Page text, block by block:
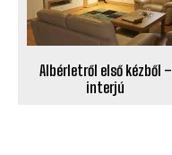
Albérletről első kézből –
interjú